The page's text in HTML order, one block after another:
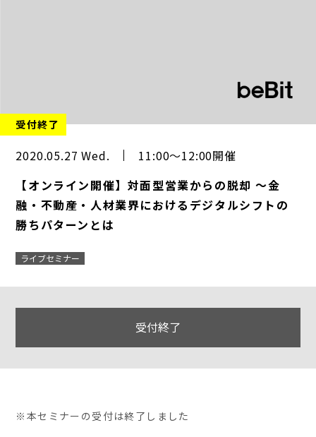
受付終了
2020.05.27 Wed.
11:00～12:00開催
【オンライン開催】対面型営業からの脱却 ～金
融・不動産・人材業界におけるデジタルシフトの
勝ちパターンとは
ライブセミナー
受付終了
※本セミナーの受付は終了しました